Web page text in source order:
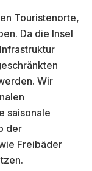
Touristenorte,
Da die Insel
Wir
saisonale
der
Freibäder